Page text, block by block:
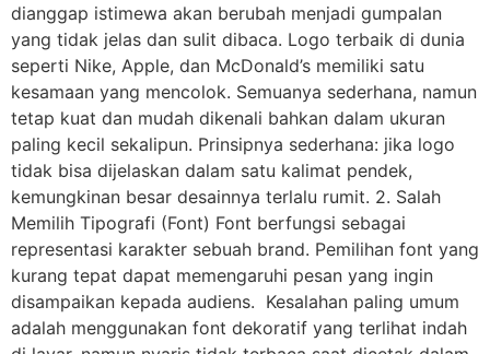
dianggap istimewa akan berubah menjadi gumpalan
yang tidak jelas dan sulit dibaca. Logo terbaik di dunia
seperti Nike, Apple, dan McDonald’s memiliki satu
kesamaan yang mencolok. Semuanya sederhana, namun
tetap kuat dan mudah dikenali bahkan dalam ukuran
paling kecil sekalipun. Prinsipnya sederhana: jika logo
tidak bisa dijelaskan dalam satu kalimat pendek,
kemungkinan besar desainnya terlalu rumit. 2. Salah
Memilih Tipografi (Font) Font berfungsi sebagai
representasi karakter sebuah brand. Pemilihan font yang
kurang tepat dapat memengaruhi pesan yang ingin
disampaikan kepada audiens. Kesalahan paling umum
adalah menggunakan font dekoratif yang terlihat indah